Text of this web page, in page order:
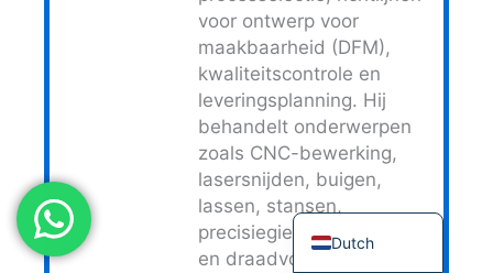
voor ontwerp voor
maakbaarheid (DFM),
kwaliteitscontrole en
leveringsplanning. Hij
behandelt onderwerpen
zoals CNC-bewerking,
lasersnijden, buigen,
lassen, stansen,
precisiegieten, spuitgieten
en draadvonken. Vanuit
Dutch
English
Arabic
Chinese
French
German
Indonesian